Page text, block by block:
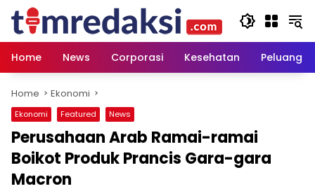
content
Home
News Corporasi Kesehatan Peluang
Home Ekonomi
Ekonomi Featured News
Perusahaan Arab Ramai-ramai
Boikot Produk Prancis Gara-gara
Macron